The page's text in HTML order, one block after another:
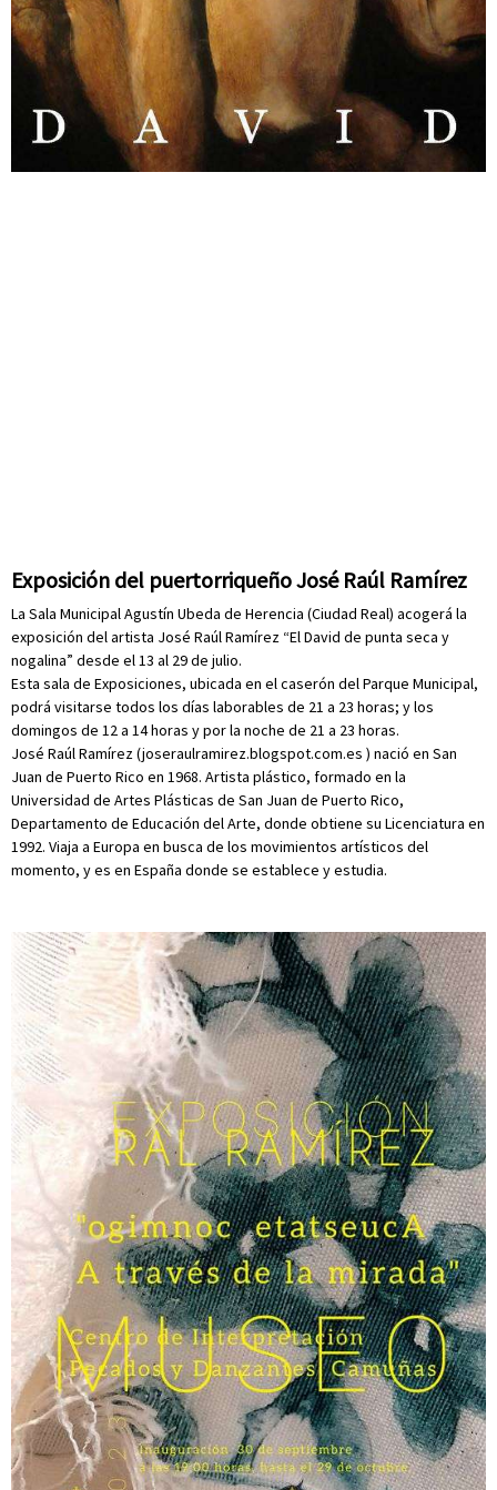
Exposición del puertorriqueño José Raúl Ramírez
La Sala Municipal Agustín Ubeda de Herencia (Ciudad Real) acogerá la
exposición del artista José Raúl Ramírez “El David de punta seca y
nogalina” desde el 13 al 29 de julio.
Esta sala de Exposiciones, ubicada en el caserón del Parque Municipal,
podrá visitarse todos los días laborables de 21 a 23 horas; y los
domingos de 12 a 14 horas y por la noche de 21 a 23 horas.
José Raúl Ramírez (joseraulramirez.blogspot.com.es ) nació en San
Juan de Puerto Rico en 1968. Artista plástico, formado en la
Universidad de Artes Plásticas de San Juan de Puerto Rico,
Departamento de Educación del Arte, donde obtiene su Licenciatura en
1992. Viaja a Europa en busca de los movimientos artísticos del
momento, y es en España donde se establece y estudia.